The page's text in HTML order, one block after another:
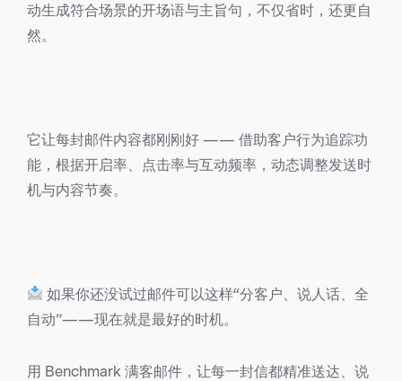
动生成符合场景的开场语与主旨句，不仅省时，还更自
然。
它让每封邮件内容都刚刚好 —— 借助客户行为追踪功
能，根据开启率、点击率与互动频率，动态调整发送时
机与内容节奏。
如果你还没试过邮件可以这样“分客户、说人话、全
自动”——现在就是最好的时机。
用 Benchmark 满客邮件，让每一封信都精准送达、说